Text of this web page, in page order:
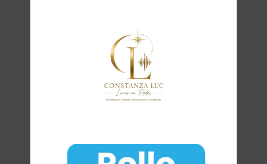
Club Oratoria Málaga